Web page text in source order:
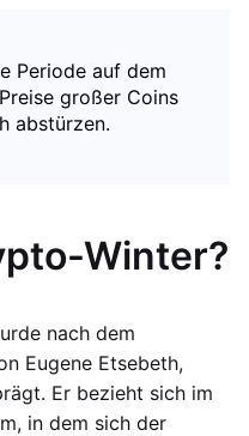
Periode auf dem
großer Coins
abstürzen.
Winter?
nach dem
Eugene Etsebeth,
Er bezieht sich im
in dem sich der